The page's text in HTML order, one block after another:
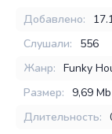
Добавлено:
Слушали:
556
Жанр: Funky
Размер:
9,69 Mb
Длительность: